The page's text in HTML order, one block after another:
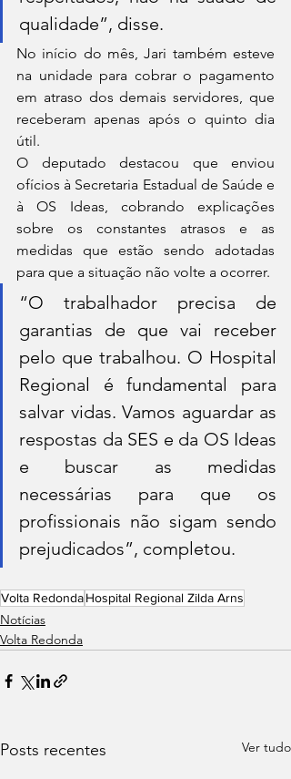
qualidade”, disse.
No início do mês, Jari também esteve
na unidade para cobrar o pagamento
em atraso dos demais servidores, que
receberam apenas após o quinto dia
útil.
O deputado destacou que enviou
ofícios à Secretaria Estadual de Saúde e
à OS Ideas, cobrando explicações
sobre os constantes atrasos e as
medidas que estão sendo adotadas
para que a situação não volte a ocorrer.
“O trabalhador precisa de
garantias de que vai receber
pelo que trabalhou. O Hospital
Regional é fundamental para
salvar vidas. Vamos aguardar as
respostas da SES e da OS Ideas
e buscar as medidas
necessárias para que os
profissionais não sigam sendo
prejudicados”, completou.
Volta RedondaHospital Regional Zilda Arns
Notícias
Volta Redonda
Posts recentes Ver tudo